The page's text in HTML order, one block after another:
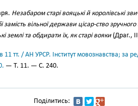
Незабаром старі вояцькі й королівські
замість вільної держави цісар-ство
землі та обдирати їх, як старі вояки (Драг.,
11 тт. / АН УРСР. Інститут мовознавства; за
— Т. 11. — С. 240.
Поділитись: